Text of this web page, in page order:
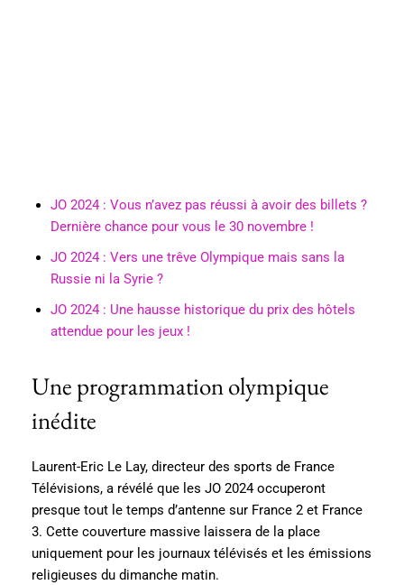
JO 2024 : Vous n’avez pas réussi à avoir des billets ?
Dernière chance pour vous le 30 novembre !
JO 2024 : Vers une trêve Olympique mais sans la
Russie ni la Syrie ?
JO 2024 : Une hausse historique du prix des hôtels
attendue pour les jeux !
Une programmation olympique
inédite
Laurent-Eric Le Lay, directeur des sports de France
Télévisions, a révélé que les JO 2024 occuperont
presque tout le temps d’antenne sur France 2 et France
3. Cette couverture massive laissera de la place
uniquement pour les journaux télévisés et les émissions
religieuses du dimanche matin.